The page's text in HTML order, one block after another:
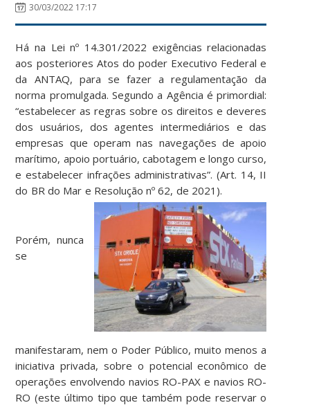
30/03/2022 17:17
Há na Lei nº 14.301/2022 exigências relacionadas
aos posteriores Atos do poder Executivo Federal e
da ANTAQ, para se fazer a regulamentação da
norma promulgada. Segundo a Agência é primordial:
“estabelecer as regras sobre os direitos e deveres
dos usuários, dos agentes intermediários e das
empresas que operam nas navegações de apoio
marítimo, apoio portuário, cabotagem e longo curso,
e estabelecer infrações administrativas”. (Art. 14, II
do BR do Mar e Resolução nº 62, de 2021).
Porém, nunca
se
manifestaram, nem o Poder Público, muito menos a
iniciativa privada, sobre o potencial econômico de
operações envolvendo navios RO-PAX e navios RO-
RO (este último tipo que também pode reservar o